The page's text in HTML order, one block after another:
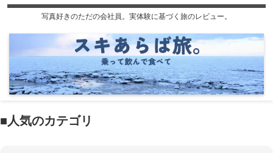
写真好きのただの会社員。実体験に基づく旅のレビュー。
■人気のカテゴリ